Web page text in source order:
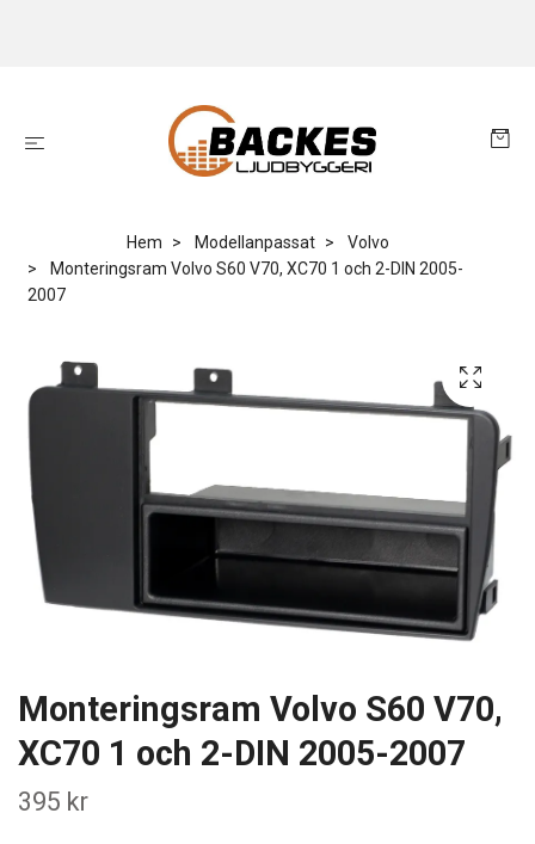
Hem Modellanpassat
Volvo
Monteringsram Volvo S60 V70, XC70 1 och 2-DIN 2005-
2007
Monteringsram Volvo S60 V70,
XC70 1 och 2-DIN 2005-2007
395 kr